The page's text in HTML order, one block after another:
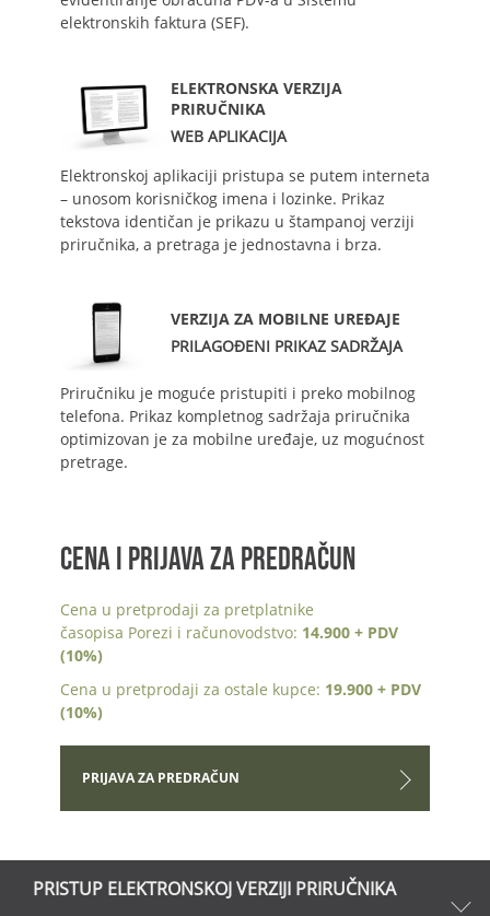
elektronskih faktura (SEF).
ELEKTRONSKA VERZIJA
PRIRUČNIKA
WEB APLIKACIJA
Elektronskoj aplikaciji pristupa se putem interneta
– unosom korisničkog imena i lozinke. Prikaz
tekstova identičan je prikazu u štampanoj verziji
priručnika, a pretraga je jednostavna i brza.
VERZIJA ZA MOBILNE UREĐAJE
PRILAGOĐENI PRIKAZ SADRŽAJA
Priručniku je moguće pristupiti i preko mobilnog
telefona. Prikaz kompletnog sadržaja priručnika
optimizovan je za mobilne uređaje, uz mogućnost
pretrage.
CENA I PRIJAVA ZA PREDRAČUN
Cena u pretprodaji za pretplatnike
časopisa Porezi i računovodstvo: 14.900 + PDV
(10%)
Cena u pretprodaji za ostale kupce: 19.900 + PDV
(10%)
PRIJAVA ZA PREDRAČUN
PRISTUP ELEKTRONSKOJ VERZIJI PRIRUČNIKA